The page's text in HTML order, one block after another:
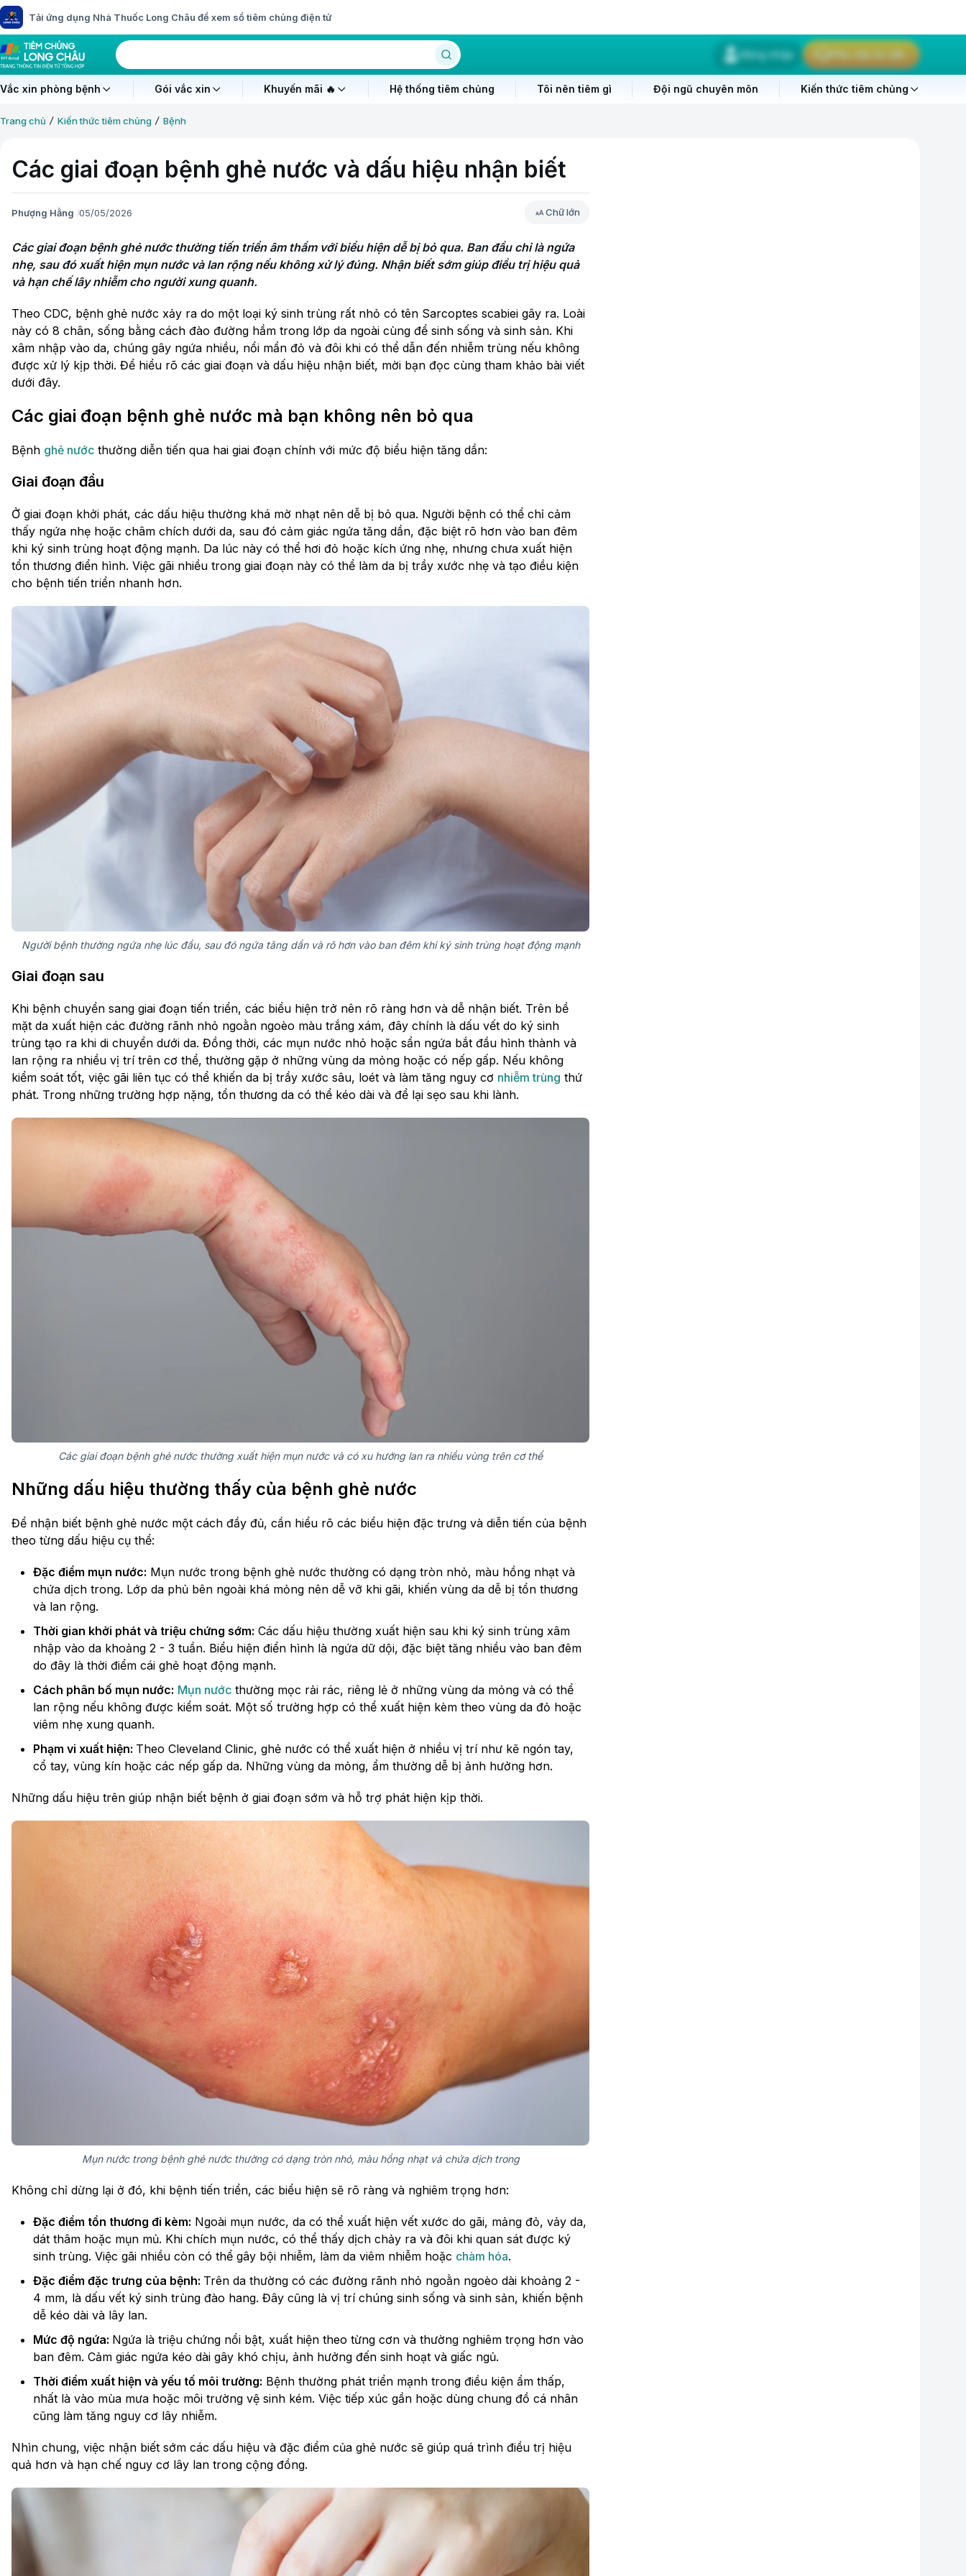
Tải ứng dụng Nhà Thuốc Long Châu để xem sổ tiêm chủng điện tử
Đăng nhập Yêu cầu tư vấn
Vắc xin phòng bệnh Gói vắc xin Khuyến mãi 🔥 Hệ thống tiêm chủng Tôi nên tiêm gì Đội ngũ chuyên môn Kiến thức tiêm chủng
Trang chủ Kiến thức tiêm chủng Bệnh
Các giai đoạn bệnh ghẻ nước và dấu hiệu nhận biết
Phượng Hằng 05/05/2026 Chữ lớn
Các giai đoạn bệnh ghẻ nước thường tiến triển âm thầm với biểu hiện dễ bị bỏ qua. Ban đầu chỉ là ngứa
nhẹ, sau đó xuất hiện mụn nước và lan rộng nếu không xử lý đúng. Nhận biết sớm giúp điều trị hiệu quả
và hạn chế lây nhiễm cho người xung quanh.
Theo CDC, bệnh ghẻ nước xảy ra do một loại ký sinh trùng rất nhỏ có tên Sarcoptes scabiei gây ra. Loài
này có 8 chân, sống bằng cách đào đường hầm trong lớp da ngoài cùng để sinh sống và sinh sản. Khi
xâm nhập vào da, chúng gây ngứa nhiều, nổi mẩn đỏ và đôi khi có thể dẫn đến nhiễm trùng nếu không
được xử lý kịp thời. Để hiểu rõ các giai đoạn và dấu hiệu nhận biết, mời bạn đọc cùng tham khảo bài viết
dưới đây.
Các giai đoạn bệnh ghẻ nước mà bạn không nên bỏ qua
Bệnh ghẻ nước thường diễn tiến qua hai giai đoạn chính với mức độ biểu hiện tăng dần:
Giai đoạn đầu
Ở giai đoạn khởi phát, các dấu hiệu thường khá mờ nhạt nên dễ bị bỏ qua. Người bệnh có thể chỉ cảm
thấy ngứa nhẹ hoặc châm chích dưới da, sau đó cảm giác ngứa tăng dần, đặc biệt rõ hơn vào ban đêm
khi ký sinh trùng hoạt động mạnh. Da lúc này có thể hơi đỏ hoặc kích ứng nhẹ, nhưng chưa xuất hiện
tổn thương điển hình. Việc gãi nhiều trong giai đoạn này có thể làm da bị trầy xước nhẹ và tạo điều kiện
cho bệnh tiến triển nhanh hơn.
Người bệnh thường ngứa nhẹ lúc đầu, sau đó ngứa tăng dần và rõ hơn vào ban đêm khi ký sinh trùng hoạt động mạnh
Giai đoạn sau
Khi bệnh chuyển sang giai đoạn tiến triển, các biểu hiện trở nên rõ ràng hơn và dễ nhận biết. Trên bề
mặt da xuất hiện các đường rãnh nhỏ ngoằn ngoèo màu trắng xám, đây chính là dấu vết do ký sinh
trùng tạo ra khi di chuyển dưới da. Đồng thời, các mụn nước nhỏ hoặc sẩn ngứa bắt đầu hình thành và
lan rộng ra nhiều vị trí trên cơ thể, thường gặp ở những vùng da mỏng hoặc có nếp gấp. Nếu không
kiểm soát tốt, việc gãi liên tục có thể khiến da bị trầy xước sâu, loét và làm tăng nguy cơ nhiễm trùng thứ
phát. Trong những trường hợp nặng, tổn thương da có thể kéo dài và để lại sẹo sau khi lành.
Các giai đoạn bệnh ghẻ nước thường xuất hiện mụn nước và có xu hướng lan ra nhiều vùng trên cơ thể
Những dấu hiệu thường thấy của bệnh ghẻ nước
Để nhận biết bệnh ghẻ nước một cách đầy đủ, cần hiểu rõ các biểu hiện đặc trưng và diễn tiến của bệnh
theo từng dấu hiệu cụ thể:
Đặc điểm mụn nước: Mụn nước trong bệnh ghẻ nước thường có dạng tròn nhỏ, màu hồng nhạt và
chứa dịch trong. Lớp da phủ bên ngoài khá mỏng nên dễ vỡ khi gãi, khiến vùng da dễ bị tổn thương
và lan rộng.
Thời gian khởi phát và triệu chứng sớm: Các dấu hiệu thường xuất hiện sau khi ký sinh trùng xâm
nhập vào da khoảng 2 - 3 tuần. Biểu hiện điển hình là ngứa dữ dội, đặc biệt tăng nhiều vào ban đêm
do đây là thời điểm cái ghẻ hoạt động mạnh.
Cách phân bố mụn nước: Mụn nước thường mọc rải rác, riêng lẻ ở những vùng da mỏng và có thể
lan rộng nếu không được kiểm soát. Một số trường hợp có thể xuất hiện kèm theo vùng da đỏ hoặc
viêm nhẹ xung quanh.
Phạm vi xuất hiện: Theo Cleveland Clinic, ghẻ nước có thể xuất hiện ở nhiều vị trí như kẽ ngón tay,
cổ tay, vùng kín hoặc các nếp gấp da. Những vùng da mỏng, ẩm thường dễ bị ảnh hưởng hơn.
Những dấu hiệu trên giúp nhận biết bệnh ở giai đoạn sớm và hỗ trợ phát hiện kịp thời.
Mụn nước trong bệnh ghẻ nước thường có dạng tròn nhỏ, màu hồng nhạt và chứa dịch trong
Không chỉ dừng lại ở đó, khi bệnh tiến triển, các biểu hiện sẽ rõ ràng và nghiêm trọng hơn:
Đặc điểm tổn thương đi kèm: Ngoài mụn nước, da có thể xuất hiện vết xước do gãi, mảng đỏ, vảy da,
dát thâm hoặc mụn mủ. Khi chích mụn nước, có thể thấy dịch chảy ra và đôi khi quan sát được ký
sinh trùng. Việc gãi nhiều còn có thể gây bội nhiễm, làm da viêm nhiễm hoặc chàm hóa.
Đặc điểm đặc trưng của bệnh: Trên da thường có các đường rãnh nhỏ ngoằn ngoèo dài khoảng 2 -
4 mm, là dấu vết ký sinh trùng đào hang. Đây cũng là vị trí chúng sinh sống và sinh sản, khiến bệnh
dễ kéo dài và lây lan.
Mức độ ngứa: Ngứa là triệu chứng nổi bật, xuất hiện theo từng cơn và thường nghiêm trọng hơn vào
ban đêm. Cảm giác ngứa kéo dài gây khó chịu, ảnh hưởng đến sinh hoạt và giấc ngủ.
Thời điểm xuất hiện và yếu tố môi trường: Bệnh thường phát triển mạnh trong điều kiện ẩm thấp,
nhất là vào mùa mưa hoặc môi trường vệ sinh kém. Việc tiếp xúc gần hoặc dùng chung đồ cá nhân
cũng làm tăng nguy cơ lây nhiễm.
Nhìn chung, việc nhận biết sớm các dấu hiệu và đặc điểm của ghẻ nước sẽ giúp quá trình điều trị hiệu
quả hơn và hạn chế nguy cơ lây lan trong cộng đồng.